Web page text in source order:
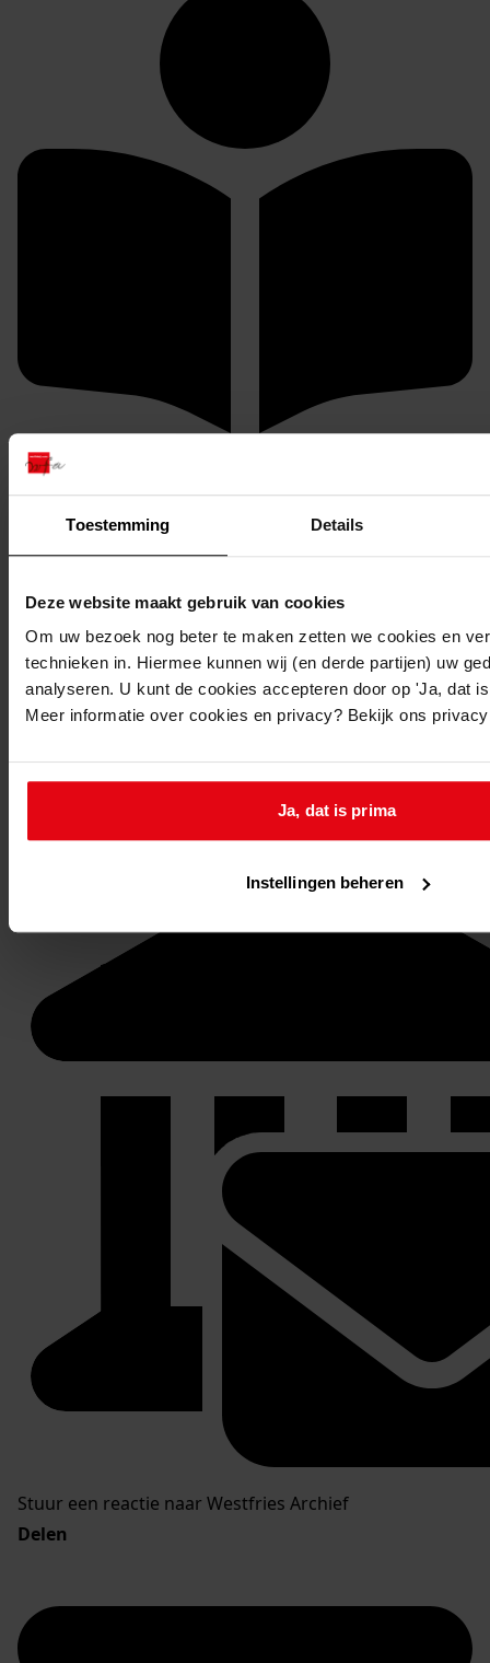
Toestemming Details
Deze website maakt gebruik van cookies
Om uw bezoek nog beter te maken zetten we cookies en
technieken in. Hiermee kunnen wij (en derde partijen) uw
analyseren. U kunt de cookies accepteren door op 'Ja, dat
Meer informatie over cookies en privacy? Bekijk ons
Ja, dat is prima
Instellingen beheren
Aanvragen (verzoek tot inzage op de studiezaal)
U kunt dit stuk / deze stukken in origineel raadplegen
U heeft daarvoor de volgende gegevens nodig:
Inventarisnummer: 64
Reserveren:
U kunt degewenste stukkenonline reserveren via de
website van het WFA.
stukken om 9.30 uur voor u klaar.
Stuur een reactie naar Westfries Archief
Delen